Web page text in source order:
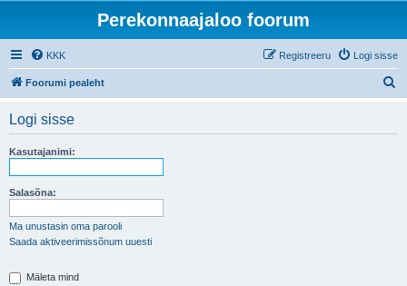
Perekonnaajaloo foorum
KKK Logi sisse
Registreeru
Foorumi pealeht
Logi sisse
Kasutajanimi:
Salasõna:
Ma unustasin oma parooli
Saada aktiveerimissõnum uuesti
Mäleta mind